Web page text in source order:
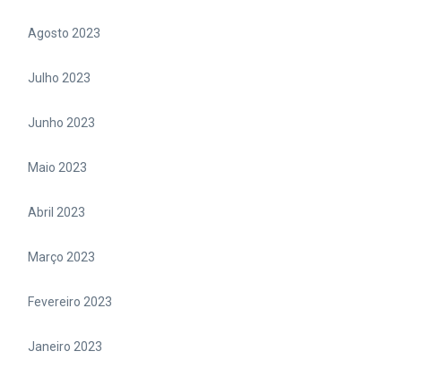
Agosto 2023
Julho 2023
Junho 2023
Maio 2023
Abril 2023
Março 2023
Fevereiro 2023
Janeiro 2023